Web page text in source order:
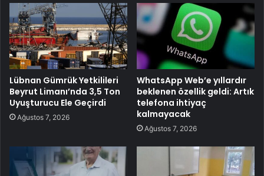
Lübnan Gümrük Yetkilileri
Beyrut Limanı’nda 3,5 Ton
Uyuşturucu Ele Geçirdi
Ağustos 7, 2026
WhatsApp Web’e yıllardır
beklenen özellik geldi: Artık
telefona ihtiyaç
kalmayacak
Ağustos 7, 2026